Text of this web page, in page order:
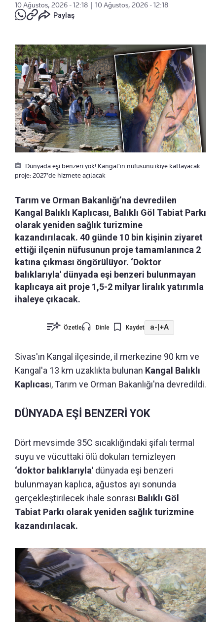
10 Ağustos, 2026 - 12:18 | 10 Ağustos, 2026 - 12:18
Paylaş
Dünyada eşi benzeri yok! Kangal’ın nüfusunu ikiye katlayacak
proje: 2027’de hizmete açılacak
Tarım ve Orman Bakanlığı’na devredilen
Kangal Balıklı Kaplıcası, Balıklı Göl Tabiat Parkı
olarak yeniden sağlık turizmine
kazandırılacak. 40 günde 10 bin kişinin ziyaret
ettiği ilçenin nüfusunun proje tamamlanınca 2
katına çıkması öngörülüyor. ‘Doktor
balıklarıyla' dünyada eşi benzeri bulunmayan
kaplıcaya ait proje 1,5-2 milyar liralık yatırımla
ihaleye çıkacak.
Özetle Dinle Kaydet a-|+A
Sivas'ın Kangal ilçesinde, il merkezine 90 km ve
Kangal'a 13 km uzaklıkta bulunan Kangal Balıklı
Kaplıcası, Tarım ve Orman Bakanlığı'na devredildi.
DÜNYADA EŞİ BENZERİ YOK
Dört mevsimde 35C sıcaklığındaki şifalı termal
suyu ve vücuttaki ölü dokuları temizleyen
‘doktor balıklarıyla' dünyada eşi benzeri
bulunmayan kaplıca, ağustos ayı sonunda
gerçekleştirilecek ihale sonrası Balıklı Göl
Tabiat Parkı olarak yeniden sağlık turizmine
kazandırılacak.